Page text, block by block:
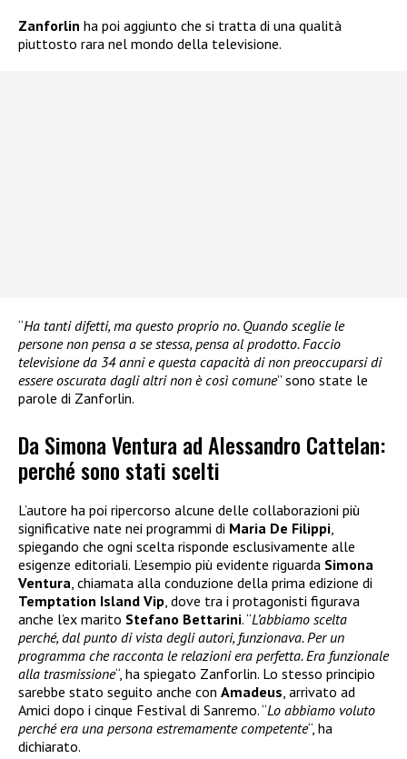
Zanforlin ha poi aggiunto che si tratta di una qualità
piuttosto rara nel mondo della televisione.
“Ha tanti difetti, ma questo proprio no. Quando sceglie le
persone non pensa a se stessa, pensa al prodotto. Faccio
televisione da 34 anni e questa capacità di non preoccuparsi di
essere oscurata dagli altri non è così comune” sono state le
parole di Zanforlin.
Da Simona Ventura ad Alessandro Cattelan:
perché sono stati scelti
L’autore ha poi ripercorso alcune delle collaborazioni più
significative nate nei programmi di Maria De Filippi
spiegando che ogni scelta risponde esclusivamente alle
esigenze editoriali. L’esempio più evidente riguarda Simona
Ventura , chiamata alla conduzione della prima edizione di
Temptation Island Vip , dove tra i protagonisti figurava
anche l’ex marito Stefano Bettarini. “L’abbiamo scelta
perché, dal punto di vista degli autori, funzionava. Per un
programma che racconta le relazioni era perfetta. Era funzionale
alla trasmissione“, ha spiegato Zanforlin. Lo stesso principio
sarebbe stato seguito anche con Amadeus , arrivato ad
Amici dopo i cinque Festival di Sanremo. “Lo abbiamo voluto
perché era una persona estremamente competente“, ha
dichiarato.